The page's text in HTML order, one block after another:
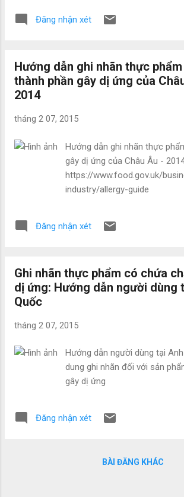
Đăng nhận xét
Hướng dẫn ghi nhãn thực
thành phần gây dị ứng của
2014
tháng 2 07, 2015
Hướng dẫn ghi nhãn thực
gây dị ứng của Châu Âu -
https://www.food.gov.uk/
industry/allergy-guide
Đăng nhận xét
Ghi nhãn thực phẩm có chứa
dị ứng: Hướng dẫn người dùng
Quốc
tháng 2 07, 2015
Hướng dẫn người dùng tại
dung ghi nhãn đối với sản
gây dị ứng
Đăng nhận xét
BÀI ĐĂNG KHÁC